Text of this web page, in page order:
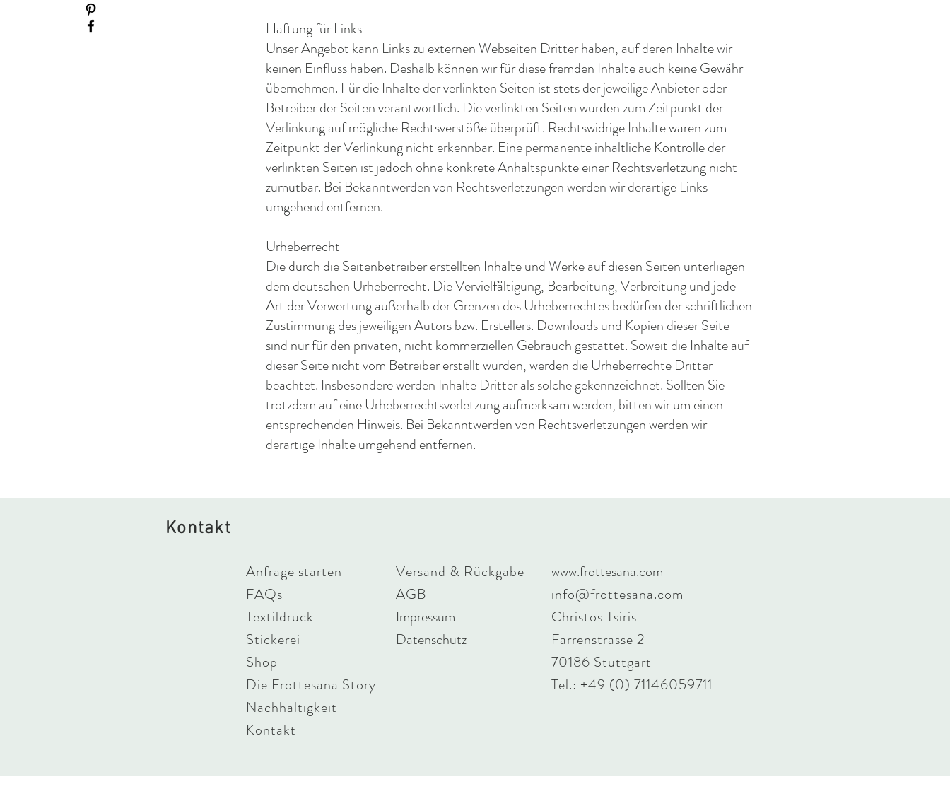
Haftung für Links
Unser Angebot kann Links zu externen Webseiten Dritter haben, auf deren Inhalte wir
keinen Einfluss haben. Deshalb können wir für diese fremden Inhalte auch keine Gewähr
übernehmen. Für die Inhalte der verlinkten Seiten ist stets der jeweilige Anbieter oder
Betreiber der Seiten verantwortlich. Die verlinkten Seiten wurden zum Zeitpunkt der
Verlinkung auf mögliche Rechtsverstöße überprüft. Rechtswidrige Inhalte waren zum
Zeitpunkt der Verlinkung nicht erkennbar. Eine permanente inhaltliche Kontrolle der
verlinkten Seiten ist jedoch ohne konkrete Anhaltspunkte einer Rechtsverletzung nicht
zumutbar. Bei Bekanntwerden von Rechtsverletzungen werden wir derartige Links
umgehend entfernen.
Urheberrecht
Die durch die Seitenbetreiber erstellten Inhalte und Werke auf diesen Seiten unterliegen
dem deutschen Urheberrecht. Die Vervielfältigung, Bearbeitung, Verbreitung und jede
Art der Verwertung außerhalb der Grenzen des Urheberrechtes bedürfen der schriftlichen
Zustimmung des jeweiligen Autors bzw. Erstellers. Downloads und Kopien dieser Seite
sind nur für den privaten, nicht kommerziellen Gebrauch gestattet. Soweit die Inhalte auf
dieser Seite nicht vom Betreiber erstellt wurden, werden die Urheberrechte Dritter
beachtet. Insbesondere werden Inhalte Dritter als solche gekennzeichnet. Sollten Sie
trotzdem auf eine Urheberrechtsverletzung aufmerksam werden, bitten wir um einen
entsprechenden Hinweis. Bei Bekanntwerden von Rechtsverletzungen werden wir
derartige Inhalte umgehend entfernen.
Kontakt
Anfrage starten
FAQs
Textildruck
Stickerei
Shop
Die Frottesana Story
Nachhaltigkeit
Kontakt
Versand & Rückgabe
AGB
Impressum
Datenschutz
www.frottesana.com
info@frottesana.com
Christos Tsiris
Farrenstrasse 2
70186 Stuttgart
Tel.: +49 (0) 71146059711